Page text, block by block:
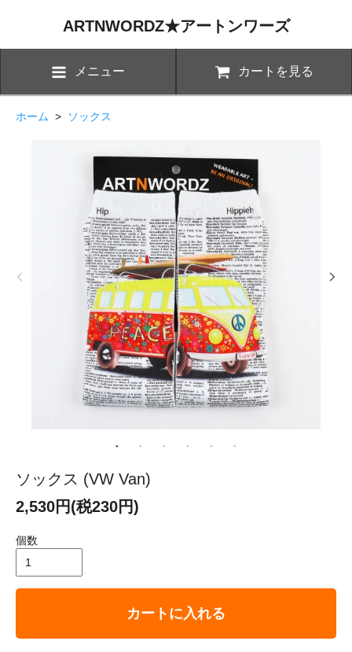
ARTNWORDZ★アートンワーズ
メニュー カートを見る
ホーム > ソックス
ソックス (VW Van)
2,530円(税230円)
個数
カートに入れる